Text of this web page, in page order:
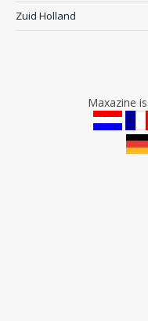
Zuid Holland
Maxazine